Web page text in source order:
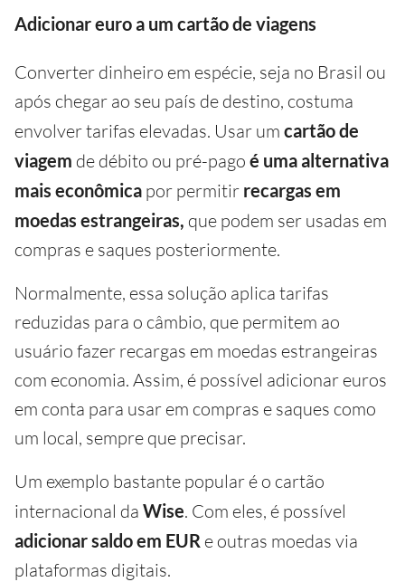
Adicionar euro a um cartão de viagens
Converter dinheiro em espécie, seja no Brasil ou
após chegar ao seu país de destino, costuma
envolver tarifas elevadas. Usar um cartão de
viagem de débito ou pré-pago é uma alternativa
mais econômica por permitir recargas em
moedas estrangeiras, que podem ser usadas em
compras e saques posteriormente.
Normalmente, essa solução aplica tarifas
reduzidas para o câmbio, que permitem ao
usuário fazer recargas em moedas estrangeiras
com economia. Assim, é possível adicionar euros
em conta para usar em compras e saques como
um local, sempre que precisar.
Um exemplo bastante popular é o cartão
internacional da Wise. Com eles, é possível
adicionar saldo em EUR e outras moedas via
plataformas digitais.